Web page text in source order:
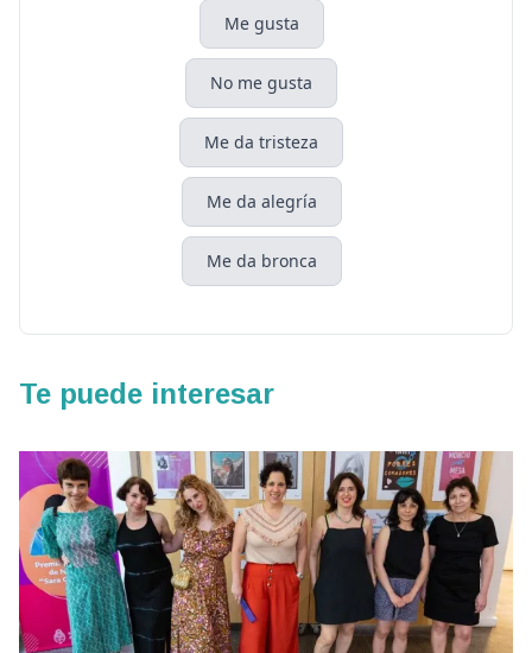
Me gusta
No me gusta
Me da tristeza
Me da alegría
Me da bronca
Te puede interesar